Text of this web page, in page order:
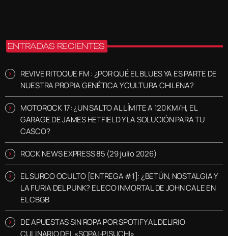
ENTRADAS RECIENTES
REVIVE RITOQUE FM : ¿POR QUÉ EL BLUES YA ES PARTE DE
NUESTRA PROPIA GENÉTICA Y CULTURA CHILENA?
MOTOROCK 17: ¿UN SALTO AL LÍMITE A 120 KM/H, EL
GARAGE DE JAMES HETFIELD Y LA SOLUCIÓN PARA TU
CASCO?
ROCK NEWS EXPRESS 85 (29 julio 2026)
EL SURCO OCULTO [ENTREGA #1]: ¿BETÚN, NOSTALGIA Y
LA FURIA DEL PUNK? EL ECO INMORTAL DE JOHN CALE EN
EL CBGB
DE APUESTAS SIN ROPA POR SPOTIFY AL DELIRIO
CULINARIO DEL «SOPAI-PISUCHI»